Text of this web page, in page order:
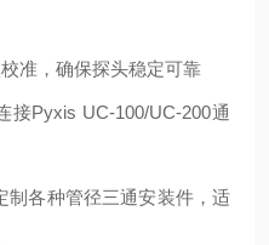
准，确保探头稳定可靠
接Pyxis UC-100/UC-200通
制各种管径三通安装件，适